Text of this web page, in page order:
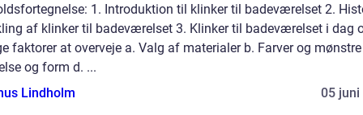
1. Introduktion til klinker til badeværelset 2.
af klinker til badeværelset 3. Klinker til badeværelset i dag
faktorer at overveje a. Valg af materialer b. Farver og
og form d. ...
Lindholm
05 juni